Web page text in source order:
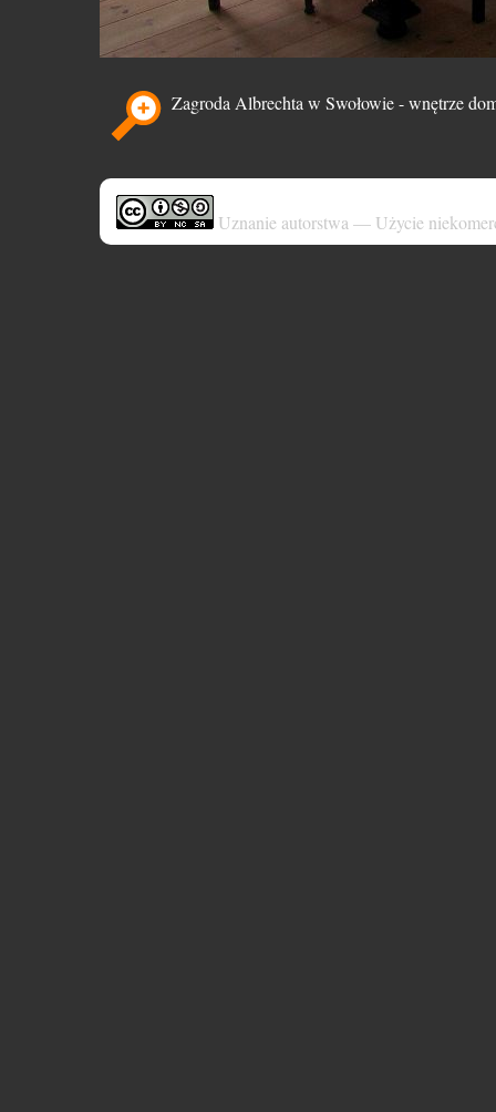
Zagroda Albrechta w Swołowie - wnętrze
Uznanie autorstwa — Użycie